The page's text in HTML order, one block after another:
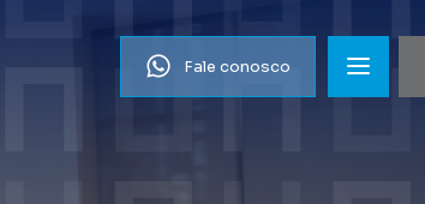
Fale conosco